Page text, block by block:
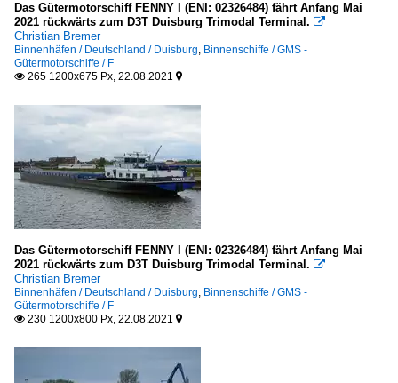
Das Gütermotorschiff FENNY I (ENI: 02326484) fährt Anfang Mai
2021 rückwärts zum D3T Duisburg Trimodal Terminal. 
Christian Bremer
Binnenhäfen / Deutschland / Duisburg, Binnenschiffe / GMS -
Gütermotorschiffe / F
 265 1200x675 Px, 22.08.2021 
Das Gütermotorschiff FENNY I (ENI: 02326484) fährt Anfang Mai
2021 rückwärts zum D3T Duisburg Trimodal Terminal. 
Christian Bremer
Binnenhäfen / Deutschland / Duisburg, Binnenschiffe / GMS -
Gütermotorschiffe / F
 230 1200x800 Px, 22.08.2021 